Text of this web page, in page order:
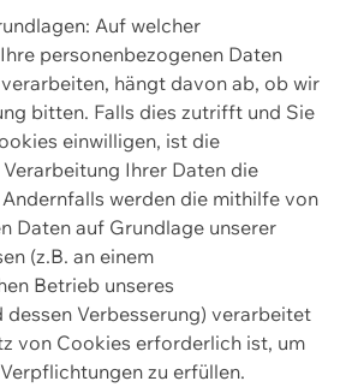
Auf welcher
personenbezogenen Daten
hängt davon ab, ob wir
bitten. Falls dies zutrifft und Sie
einwilligen, ist die
Ihrer Daten die
werden die mithilfe von
Daten auf Grundlage unserer
(z.B. an einem
Betrieb unseres
dessen Verbesserung) verarbeitet
von Cookies erforderlich ist, um
zu erfüllen.